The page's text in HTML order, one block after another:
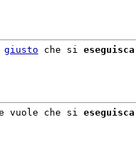
giusto che si eseguisca
vuole che si
eseguisca